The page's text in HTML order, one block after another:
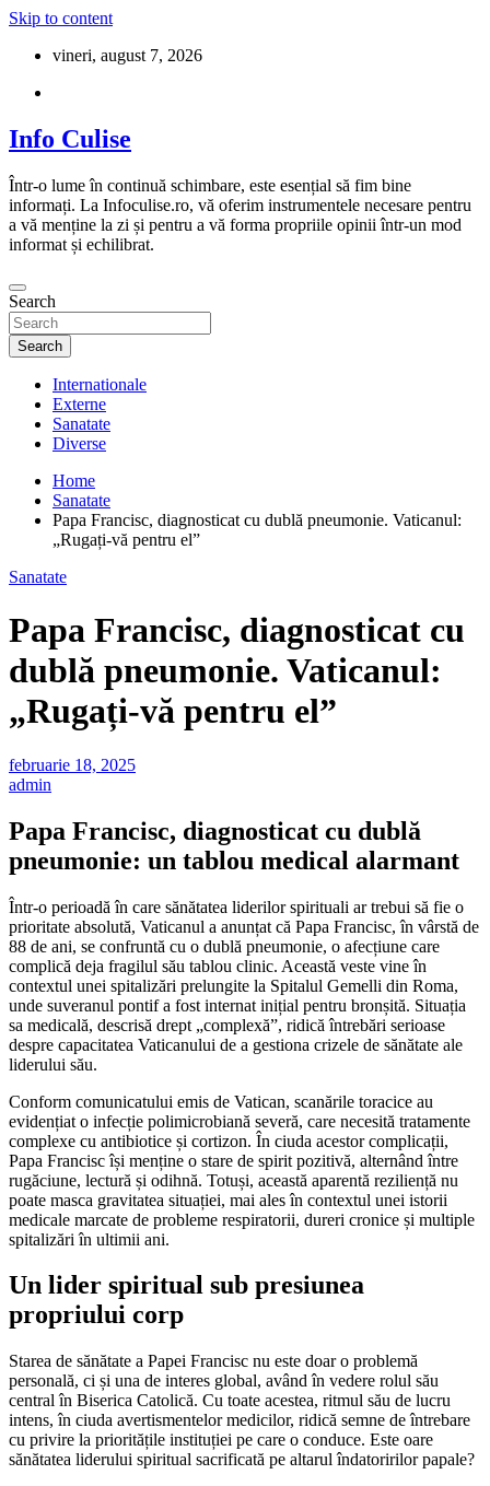
Skip to content
vineri, august 7, 2026
Info Culise
Într-o lume în continuă schimbare, este esențial să fim bine
informați. La Infoculise.ro, vă oferim instrumentele necesare pentru
a vă menține la zi și pentru a vă forma propriile opinii într-un mod
informat și echilibrat.
Search
Search
Internationale
Externe
Sanatate
Diverse
Home
Sanatate
Papa Francisc, diagnosticat cu dublă pneumonie. Vaticanul:
„Rugați-vă pentru el”
Sanatate
Papa Francisc, diagnosticat cu
dublă pneumonie. Vaticanul:
„Rugați-vă pentru el”
februarie 18, 2025
admin
Papa Francisc, diagnosticat cu dublă
pneumonie: un tablou medical alarmant
Într-o perioadă în care sănătatea liderilor spirituali ar trebui să fie o
prioritate absolută, Vaticanul a anunțat că Papa Francisc, în vârstă de
88 de ani, se confruntă cu o dublă pneumonie, o afecțiune care
complică deja fragilul său tablou clinic. Această veste vine în
contextul unei spitalizări prelungite la Spitalul Gemelli din Roma,
unde suveranul pontif a fost internat inițial pentru bronșită. Situația
sa medicală, descrisă drept „complexă”, ridică întrebări serioase
despre capacitatea Vaticanului de a gestiona crizele de sănătate ale
liderului său.
Conform comunicatului emis de Vatican, scanările toracice au
evidențiat o infecție polimicrobiană severă, care necesită tratamente
complexe cu antibiotice și cortizon. În ciuda acestor complicații,
Papa Francisc își menține o stare de spirit pozitivă, alternând între
rugăciune, lectură și odihnă. Totuși, această aparentă reziliență nu
poate masca gravitatea situației, mai ales în contextul unei istorii
medicale marcate de probleme respiratorii, dureri cronice și multiple
spitalizări în ultimii ani.
Un lider spiritual sub presiunea
propriului corp
Starea de sănătate a Papei Francisc nu este doar o problemă
personală, ci și una de interes global, având în vedere rolul său
central în Biserica Catolică. Cu toate acestea, ritmul său de lucru
intens, în ciuda avertismentelor medicilor, ridică semne de întrebare
cu privire la prioritățile instituției pe care o conduce. Este oare
sănătatea liderului spiritual sacrificată pe altarul îndatoririlor papale?